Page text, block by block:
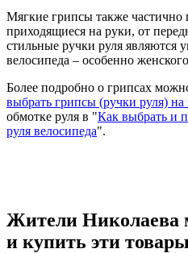
Мягкие грипсы также частично
приходящиеся на руки, от
стильные ручки руля являются
велосипеда – особенно
Более подробно о грипсах
выбрать грипсы (ручки руля)
обмотке руля в "Как выбрать и
руля велосипеда".
Жители Николаева
и купить эти